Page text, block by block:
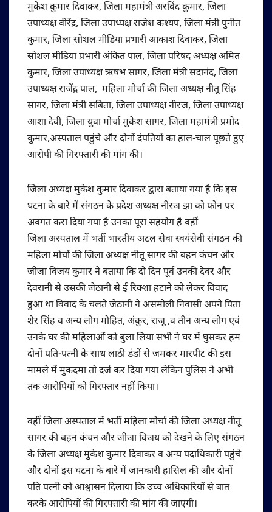
मुकेश कुमार दिवाकर, जिला महामंत्री अरविंद कुमार, जिला
उपाध्यक्ष वीरेंद्र, जिला उपाध्यक्ष राजेश कश्यप, जिला मंत्री पुनीत
कुमार, जिला सोशल मीडिया प्रभारी आकाश दिवाकर, जिला
सोशल मीडिया प्रभारी अंकित पाल, जिला परिषद अध्यक्ष अमित
कुमार, जिला उपाध्यक्ष ऋषभ सागर, जिला मंत्री सदानंद, जिला
उपाध्यक्ष राजेंद्र पाल, महिला मोर्चा की जिला अध्यक्ष नीतू सिंह
सागर, जिला मंत्री सबिता, जिला उपाध्यक्ष नीरज, जिला उपाध्यक्ष
आशा देवी, जिला युवा मोर्चा मुकेश सागर, जिला महामंत्री प्रमोद
कुमार,अस्पताल पहुंचे और दोनों दंपतियों का हाल-चाल पूछते हुए
आरोपी की गिरफ्तारी की मांग की।
जिला अध्यक्ष मुकेश कुमार दिवाकर द्वारा बताया गया है कि इस
घटना के बारे में संगठन के प्रदेश अध्यक्ष नीरज झा को फोन पर
अवगत करा दिया गया है उनका पूरा सहयोग है वहीं
जिला अस्पताल में भर्ती भारतीय अटल सेवा स्वयंसेवी संगठन की
महिला मोर्चा की जिला अध्यक्ष नीतू सागर की बहन कंचन और
जीजा विजय कुमार ने बताया कि दो दिन पूर्व उनकी देवर और
देवरानी से उसकी जेठानी से ई रिक्शा हटाने को लेकर विवाद
हुआ था विवाद के चलते जेठानी ने असमोली निवासी अपने पिता
शेर सिंह व अन्य लोग मोहित, अंकुर, राजू ,व तीन अन्य लोग एवं
उनके घर की महिलाओं को बुला लिया सभी ने घर में घुसकर हम
दोनों पति-पत्नी के साथ लाठी डंडों से जमकर मारपीट की इस
मामले में मुकदमा तो दर्ज कर दिया गया लेकिन पुलिस ने अभी
तक आरोपियों को गिरफ्तार नहीं किया।
वहीं जिला अस्पताल में भर्ती महिला मोर्चा की जिला अध्यक्ष नीतू
सागर की बहन कंचन और जीजा विजय को देखने के लिए संगठन
के जिला अध्यक्ष मुकेश कुमार दिवाकर व अन्य पदाधिकारी पहुंचे
और दोनों इस घटना के बारे में जानकारी हासिल की और दोनों
पति पत्नी को आश्वासन दिलाया कि उच्च अधिकारियों से बात
करके आरोपियों की गिरफ्तारी की मांग की जाएगी।